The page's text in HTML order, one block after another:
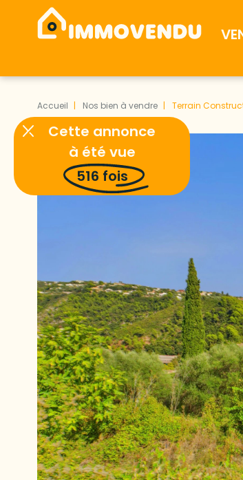
Accueil Nos bien à vendre Terrain
Cette annonce
à été vue
516 fois